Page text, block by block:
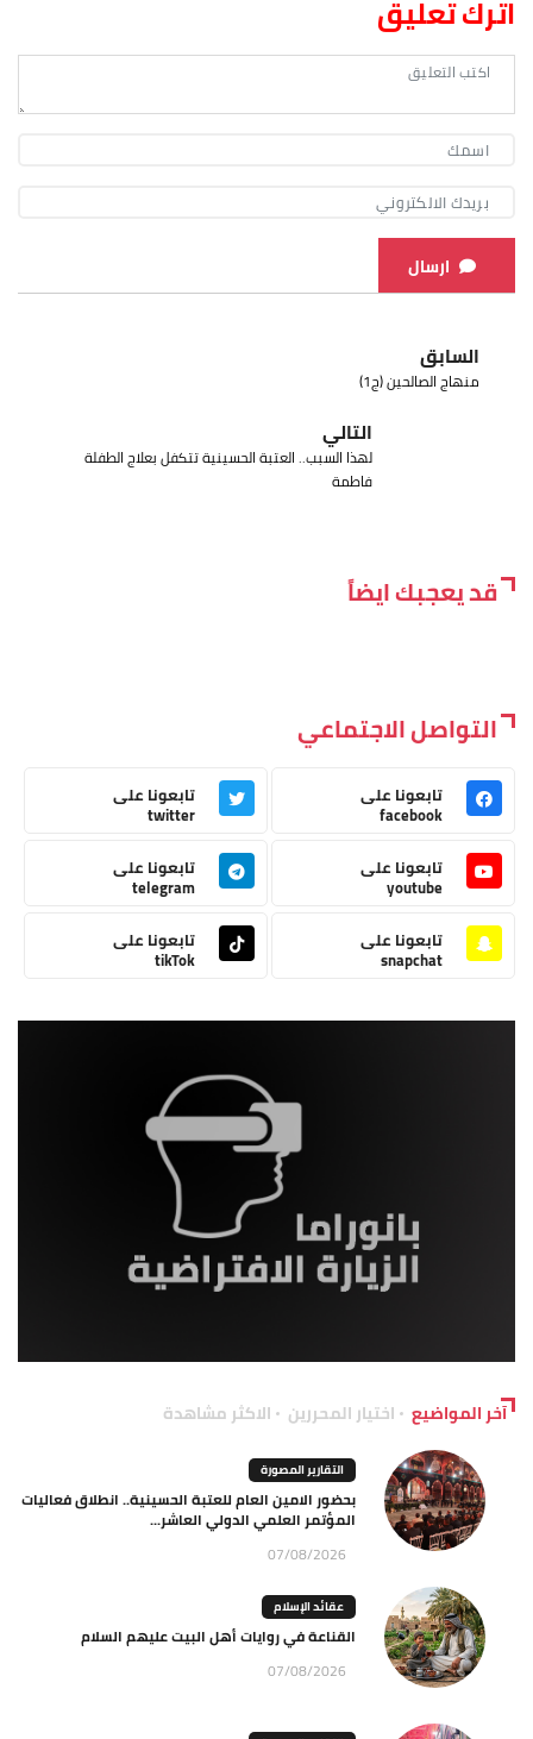
اترك تعليق
ارسال
السابق
منهاج الصالحين (ج1)
التالي
لهذا السبب.. العتبة الحسينية تتكفل بعلاج الطفلة
فاطمة
قد يعجبك ايضاً
التواصل الاجتماعي
تابعونا على
facebook
تابعونا على
twitter
تابعونا على
youtube
تابعونا على
telegram
تابعونا على
snapchat
تابعونا على
tikTok
آخر المواضيع اختيار المحررين الاكثر مشاهدة
التقارير المصورة
بحضور الامين العام للعتبة الحسينية.. انطلاق فعاليات
المؤتمر العلمي الدولي العاشر...
07/08/2026
عقائد الإسلام
القناعة في روايات أهل البيت عليهم السلام
07/08/2026